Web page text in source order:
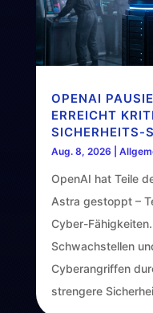
OPENAI
ERREICHT
SICHERHEITS-
Aug. 8, 2026
OpenAI hat Teile
Astra gestoppt –
Cyber-
Schwachstellen
Cyberangriffen
strengere